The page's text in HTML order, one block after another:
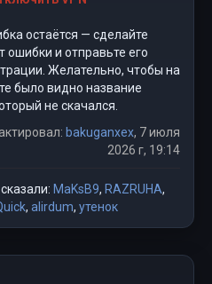
остаётся — сделайте
ошибки и отправьте его
Желательно, чтобы на
было видно название
не скачался.
bakuganxex, 7 июля
2026 г, 19:14
MaKsB9, RAZRUHA,
, alirdum, утенок